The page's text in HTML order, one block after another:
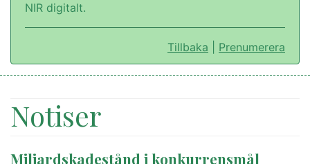
NIR digitalt.
Tillbaka Prenumerera
Notiser
Miljardskadestånd i konkurrensmål